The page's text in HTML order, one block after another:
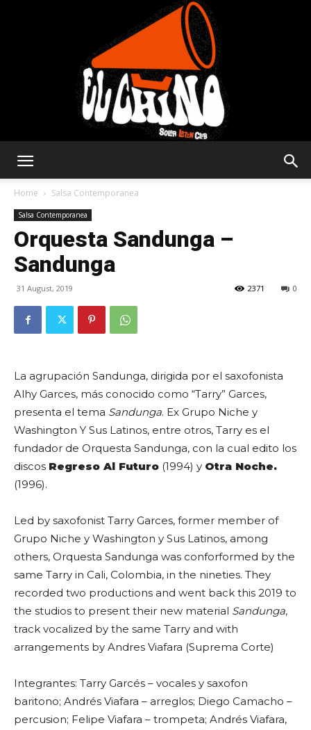
Latin
Home Salsa Contemporanea
Salsa Contemporanea
Orquesta Sandunga –
Sandunga
31 August, 2019 0
2371
La agrupación Sandunga, dirigida por el saxofonista
Alhy Garces, más conocido como “Tarry” Garces,
presenta el tema Sandunga. Ex Grupo Niche y
Washington Y Sus Latinos, entre otros, Tarry es el
fundador de Orquesta Sandunga, con la cual edito los
discos Regreso Al Futuro (1994) y Otra Noche.
(1996).
Led by saxofonist Tarry Garces, former member of
Grupo Niche y Washington y Sus Latinos, among
others, Orquesta Sandunga was conforformed by the
same Tarry in Cali, Colombia, in the nineties. They
recorded two productions and went back this 2019 to
the studios to present their new material Sandunga,
track vocalized by the same Tarry and with
arrangements by Andres Viafara (Suprema Corte)
Integrantes: Tarry Garcés – vocales y saxofon
baritono; Andrés Viafara – arreglos; Diego Camacho –
percusion; Felipe Viafara – trompeta; Andrés Viafara,